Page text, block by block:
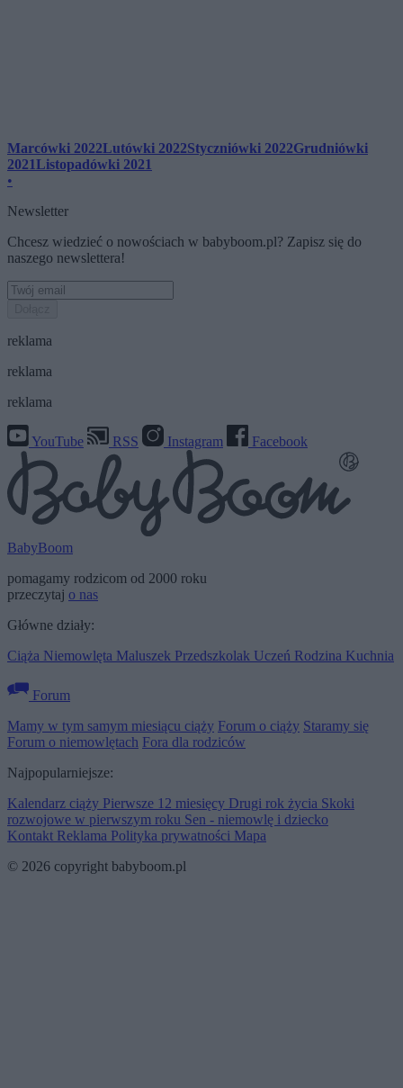
Marcówki 2022Lutówki 2022Styczniówki 2022Grudniówki
2021Listopadówki 2021
•
Newsletter
Chcesz wiedzieć o nowościach w babyboom.pl? Zapisz się do
naszego newslettera!
reklama
reklama
reklama
YouTube RSS Instagram Facebook
BabyBoom
pomagamy rodzicom od 2000 roku
przeczytaj o nas
Główne działy:
Ciąża Niemowlęta Maluszek Przedszkolak Uczeń Rodzina Kuchnia
Forum
Mamy w tym samym miesiącu ciąży Forum o ciąży Staramy się
Forum o niemowlętach Fora dla rodziców
Najpopularniejsze:
Kalendarz ciąży Pierwsze 12 miesięcy Drugi rok życia Skoki
rozwojowe w pierwszym roku Sen - niemowlę i dziecko
Kontakt Reklama Polityka prywatności Mapa
© 2026 copyright babyboom.pl